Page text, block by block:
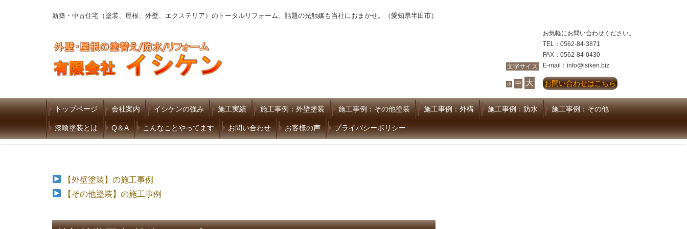
新築・中古住宅（塗装、屋根、外壁、エクステリア）のトータルリフォーム、話題の光触媒も当社におまかせ。（愛知県半田市）
文字サイズ
小 中 大
お気軽にお問い合わせください。
TEL：0562-84-3871
FAX：0562-84-0430
E-mail：info@isiken.biz
お問い合わせはこちら
トップページ 会社案内 イシケンの強み 施工実績 施工事例：外壁塗装 施工事例：その他塗装 施工事例：外構 施工事例：防水 施工事例：その他
漆喰塗装とは Q＆A こんなことやってます お問い合わせ お客様の声 プライバシーポリシー
【外壁塗装】の施工事例
【その他塗装】の施工事例